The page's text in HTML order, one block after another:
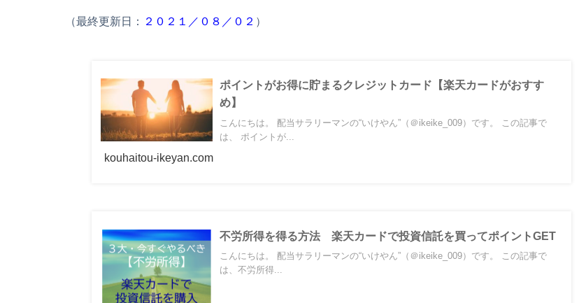
（最終更新日： ２０２１／０８／０２ ）
ポイントがお得に貯まるクレジットカード【楽天カードがおすす
め】
こんにちは。 配当サラリーマンの“いけやん”（＠ikeike_009）です。 この記事で
は、 ポイントが...
kouhaitou-ikeyan.com
不労所得を得る方法 楽天カードで投資信託を買ってポイントGET
こんにちは。 配当サラリーマンの“いけやん”（＠ikeike_009）です。 この記事で
は、不労所得...